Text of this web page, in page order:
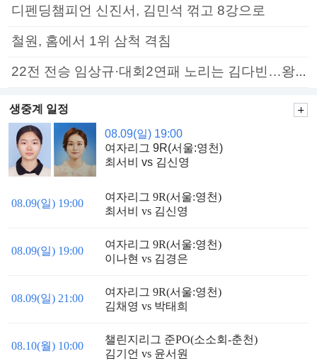
디펜딩챔피언 신진서, 김민석 꺾고 8강으로
철원, 홈에서 1위 삼척 격침
22전 전승 임상규·대회2연패 노리는 김다빈…왕중왕전 16강 7일부터
생중계 일정
08.09(일) 19:00
여자리그 9R(서울:영천)
최서비 vs 김신영
08.09(일) 19:00
여자리그 9R(서울:영천)
최서비 vs 김신영
08.09(일) 19:00
여자리그 9R(서울:영천)
이나현 vs 김경은
08.09(일) 21:00
여자리그 9R(서울:영천)
김채영 vs 박태희
08.10(월) 10:00
챌린지리그 준PO(소소회-춘천)
김기언 vs 윤서원